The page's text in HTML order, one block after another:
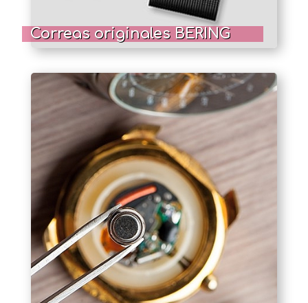
Correas originales BERING